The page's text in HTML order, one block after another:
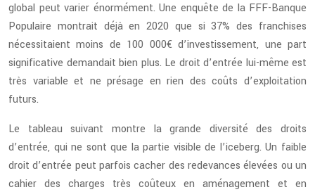
global peut varier énormément. Une enquête de la FFF-Banque
Populaire montrait déjà en 2020 que si 37% des franchises
nécessitaient moins de 100 000€ d’investissement, une part
significative demandait bien plus. Le droit d’entrée lui-même est
très variable et ne présage en rien des coûts d’exploitation
futurs.
Le tableau suivant montre la grande diversité des droits
d’entrée, qui ne sont que la partie visible de l’iceberg. Un faible
droit d’entrée peut parfois cacher des redevances élevées ou un
cahier des charges très coûteux en aménagement et en